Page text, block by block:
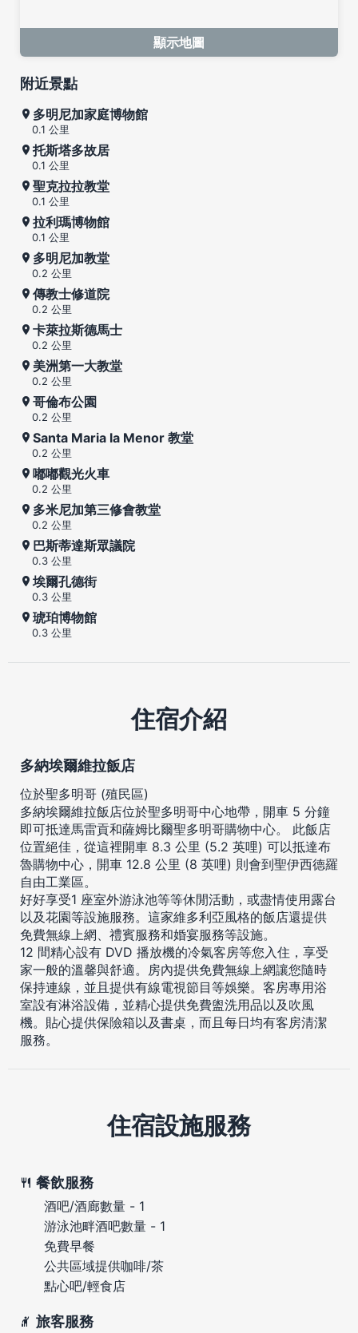
顯示地圖
附近景點
多明尼加家庭博物館
0.1 公里
托斯塔多故居
0.1 公里
聖克拉拉教堂
0.1 公里
拉利瑪博物館
0.1 公里
多明尼加教堂
0.2 公里
傳教士修道院
0.2 公里
卡萊拉斯德馬士
0.2 公里
美洲第一大教堂
0.2 公里
哥倫布公園
0.2 公里
Santa Maria la Menor 教堂
0.2 公里
嘟嘟觀光火車
0.2 公里
多米尼加第三修會教堂
0.2 公里
巴斯蒂達斯眾議院
0.3 公里
埃爾孔德街
0.3 公里
琥珀博物館
0.3 公里
住宿介紹
多納埃爾維拉飯店
位於聖多明哥 (殖民區)
多納埃爾維拉飯店位於聖多明哥中心地帶，開車 5 分鐘
即可抵達馬雷貢和薩姆比爾聖多明哥購物中心。 此飯店
位置絕佳，從這裡開車 8.3 公里 (5.2 英哩) 可以抵達布
魯購物中心，開車 12.8 公里 (8 英哩) 則會到聖伊西德羅
自由工業區。
好好享受1 座室外游泳池等等休閒活動，或盡情使用露台
以及花園等設施服務。這家維多利亞風格的飯店還提供
免費無線上網、禮賓服務和婚宴服務等設施。
12 間精心設有 DVD 播放機的冷氣客房等您入住，享受
家一般的溫馨與舒適。房內提供免費無線上網讓您隨時
保持連線，並且提供有線電視節目等娛樂。客房專用浴
室設有淋浴設備，並精心提供免費盥洗用品以及吹風
機。貼心提供保險箱以及書桌，而且每日均有客房清潔
服務。
住宿設施服務
餐飲服務
酒吧/酒廊數量 - 1
游泳池畔酒吧數量 - 1
免費早餐
公共區域提供咖啡/茶
點心吧/輕食店
旅客服務